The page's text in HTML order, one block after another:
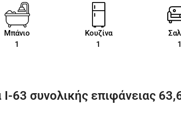
Μπάνιο
1
Κουζίνα
1
1
63 συνολικής επιφάνειας